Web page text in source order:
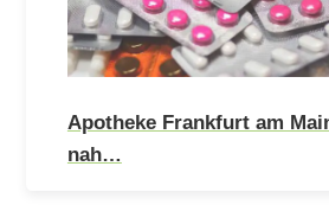
Apotheke Frankfurt am
nah…